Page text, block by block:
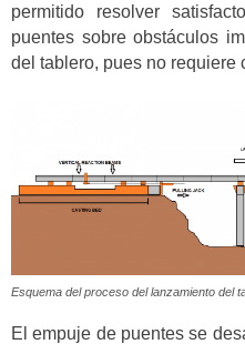
permitido resolver
puentes sobre obstáculos
del tablero, pues no requiere
Esquema del proceso del lanzamiento del
El empuje de puentes se